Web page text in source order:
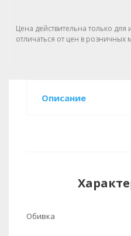
Цена действительна только
отличаться от цен в розничных
Описание
Обивка